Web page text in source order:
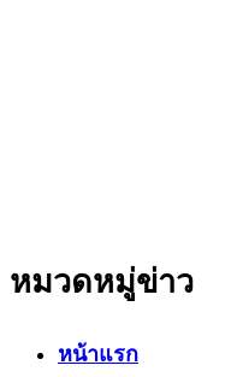
หมวดหมู่ข่าว
หน้าแรก